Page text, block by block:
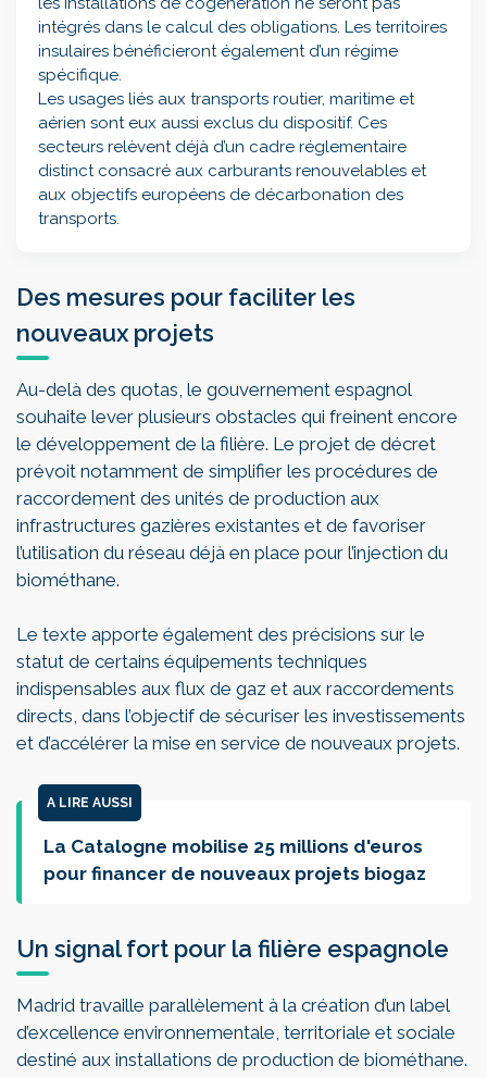
intégrés dans le calcul des obligations. Les territoires
insulaires bénéficieront également d’un régime
spécifique.
Les usages liés aux transports routier, maritime et
aérien sont eux aussi exclus du dispositif. Ces
secteurs relèvent déjà d’un cadre réglementaire
distinct consacré aux carburants renouvelables et
aux objectifs européens de décarbonation des
transports.
Des mesures pour faciliter les
nouveaux projets
Au-delà des quotas, le gouvernement espagnol
souhaite lever plusieurs obstacles qui freinent encore
le développement de la filière. Le projet de décret
prévoit notamment de simplifier les procédures de
raccordement des unités de production aux
infrastructures gazières existantes et de favoriser
l’utilisation du réseau déjà en place pour l’injection du
biométhane.
Le texte apporte également des précisions sur le
statut de certains équipements techniques
indispensables aux flux de gaz et aux raccordements
directs, dans l’objectif de sécuriser les investissements
et d’accélérer la mise en service de nouveaux projets.
A LIRE AUSSI
La Catalogne mobilise 25 millions d'euros
pour financer de nouveaux projets biogaz
Un signal fort pour la filière espagnole
Madrid travaille parallèlement à la création d’un label
d’excellence environnementale, territoriale et sociale
destiné aux installations de production de biométhane.